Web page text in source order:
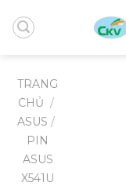
content
TRANG
CHỦ /
ASUS /
PIN
ASUS
X541U